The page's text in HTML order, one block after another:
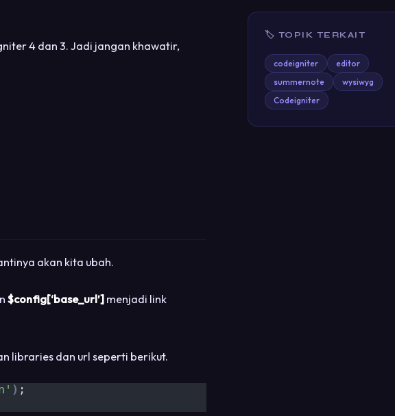
4 dan 3. Jadi jangan khawatir,
akan kita ubah.
$config[‘base_url’]menjadi link
libraries dan url seperti berikut.
) ;
🏷 TOPIK TERKAIT
codeigniter
editor
summernote
wysiwyg
Codeigniter